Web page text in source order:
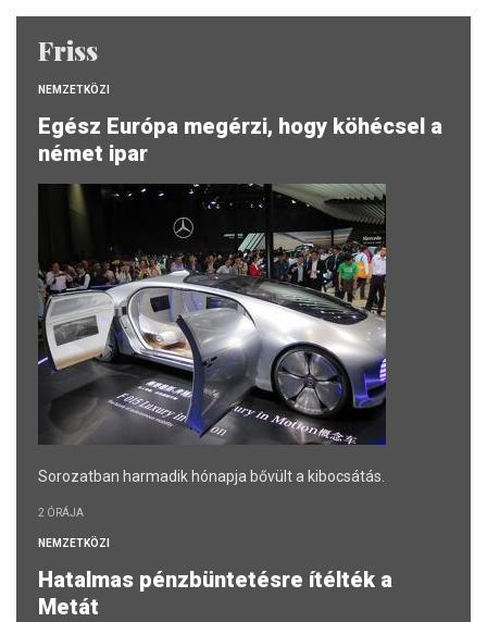
Friss
NEMZETKÖZI
Egész Európa megérzi, hogy köhécsel a
német ipar
Sorozatban harmadik hónapja bővült a kibocsátás.
2 ÓRÁJA
NEMZETKÖZI
Hatalmas pénzbüntetésre ítélték a
Metát